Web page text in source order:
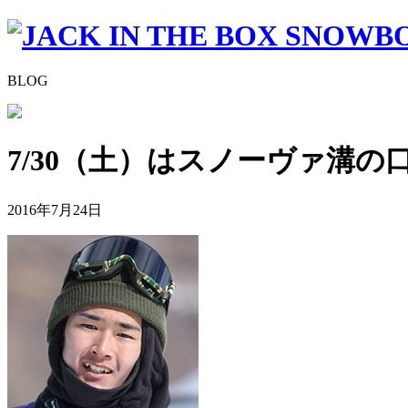
BLOG
7/30（土）はスノーヴァ溝の
2016年7月24日